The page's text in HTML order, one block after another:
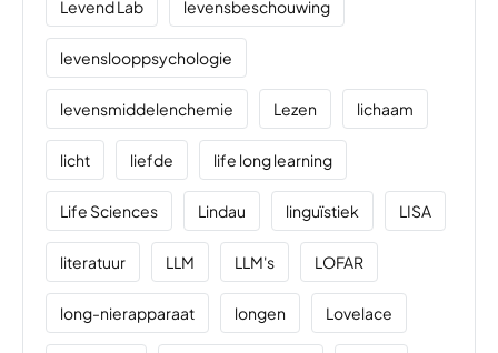
Levend Lab levensbeschouwing
levenslooppsychologie
levensmiddelenchemie Lezen lichaam
licht liefde life long learning
Life Sciences Lindau linguïstiek LISA
literatuur LLM LLM's LOFAR
long-nierapparaat longen Lovelace